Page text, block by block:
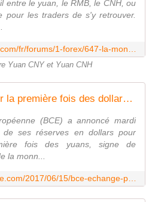
entre le yuan, le RMB, le CNH, ou
pour les traders de s'y retrouver.
Yuan CNY et Yuan CNH
La BCE échange pour la première fois des dollars contre des yuans
(BCE) a annoncé mardi
ses réserves en dollars pour
fois des yuans, signe de
la monn...